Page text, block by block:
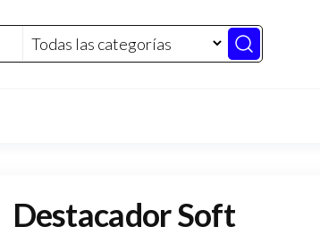
Destacador Soft